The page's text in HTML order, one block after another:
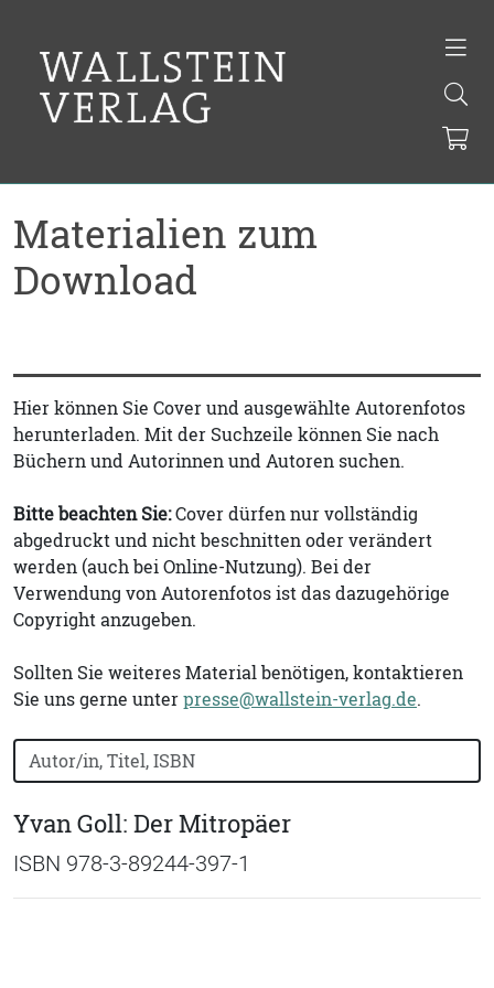
Materialien zum
Download
Hier können Sie Cover und ausgewählte Autorenfotos
herunterladen. Mit der Suchzeile können Sie nach
Büchern und Autorinnen und Autoren suchen.
Bitte beachten Sie:Cover dürfen nur vollständig
abgedruckt und nicht beschnitten oder verändert
werden (auch bei Online-Nutzung). Bei der
Verwendung von Autorenfotos ist das dazugehörige
Copyright anzugeben.
Sollten Sie weiteres Material benötigen, kontaktieren
Sie uns gerne unterpresse@wallstein-verlag.de.
Bücher nach Buchtitel, Autorennamen oder ISBN
Yvan Goll: Der Mitropäer
ISBN 978-3-89244-397-1